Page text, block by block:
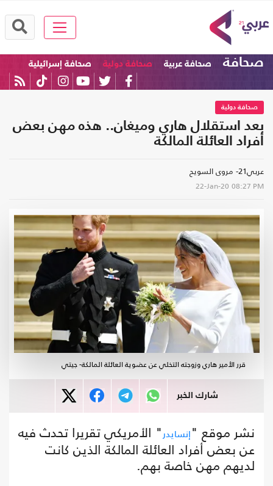
صحافة صحافة عربية صحافة دولية صحافة إسرائيلية
صحافة دولية
بعد استقلال هاري وميغان.. هذه مهن بعض
أفراد العائلة المالكة
عربي21- مروى السويح
22-Jan-20 08:27 PM
قرر الأمير هاري وزوجته التخلي عن عضوية العائلة المالكة- جيتي
شارك الخبر
نشر موقع "إنسايدر" الأمريكي تقريرا تحدث فيه
عن بعض أفراد العائلة المالكة الذين كانت
لديهم مهن خاصة بهم.